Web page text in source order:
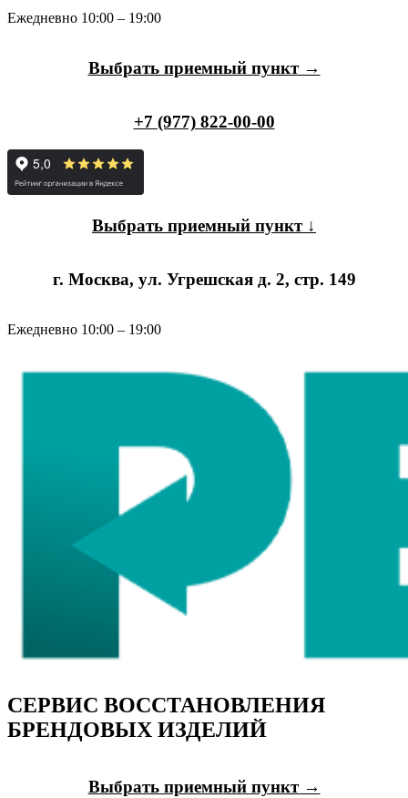
Ежедневно 10:00 – 19:00
Выбрать приемный пункт →
+7 (977) 822-00-00
Выбрать приемный пункт ↓
г. Москва, ул. Угрешская д. 2, стр. 149
Ежедневно 10:00 – 19:00
СЕРВИС ВОССТАНОВЛЕНИЯ
БРЕНДОВЫХ ИЗДЕЛИЙ
Выбрать приемный пункт →